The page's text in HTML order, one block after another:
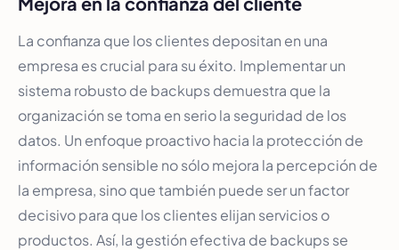
La confianza que los clientes depositan en una
empresa es crucial para su éxito. Implementar un
sistema robusto de backups demuestra que la
organización se toma en serio la seguridad de los
datos. Un enfoque proactivo hacia la protección de
información sensible no sólo mejora la percepción de
la empresa, sino que también puede ser un factor
decisivo para que los clientes elijan servicios o
productos. Así, la gestión efectiva de backups se